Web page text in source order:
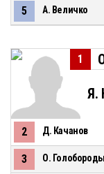
5 А. Величко
1
Я.
2 Д. Качанов
3 О.